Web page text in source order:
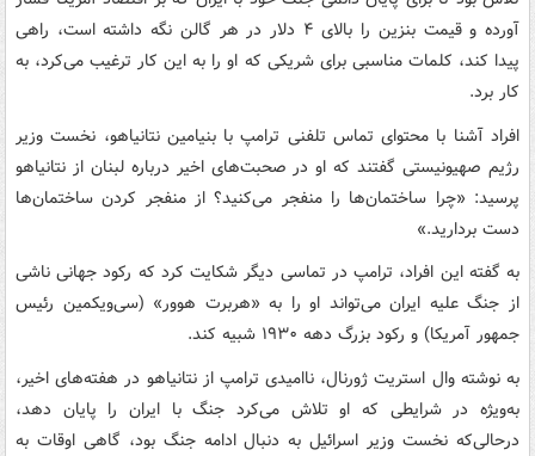
آورده و قیمت بنزین را بالای ۴ دلار در هر گالن نگه داشته است، راهی
پیدا کند، کلمات مناسبی برای شریکی که او را به این کار ترغیب می‌کرد، به
کار برد.
افراد آشنا با محتوای تماس تلفنی ترامپ با بنیامین نتانیاهو، نخست وزیر
رژیم صهیونیستی گفتند که او در صحبت‌های اخیر درباره لبنان از نتانیاهو
پرسید: «چرا ساختمان‌ها را منفجر می‌کنید؟ از منفجر کردن ساختمان‌ها
دست بردارید.»
به گفته این افراد، ترامپ در تماسی دیگر شکایت کرد که رکود جهانی ناشی
از جنگ علیه ایران می‌تواند او را به «هربرت هوور» (سی‌ویکمین رئیس
جمهور آمریکا) و رکود بزرگ دهه ۱۹۳۰ شبیه کند.
به نوشته وال استریت ژورنال، ناامیدی ترامپ از نتانیاهو در هفته‌های اخیر،
به‌ویژه در شرایطی که او تلاش می‌کرد جنگ با ایران را پایان دهد،
درحالی‌که نخست وزیر اسرائیل به دنبال ادامه جنگ بود، گاهی اوقات به